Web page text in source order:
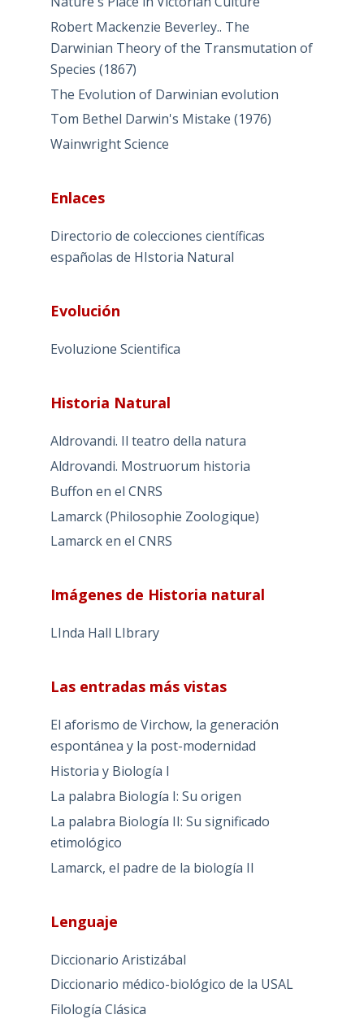
Robert Mackenzie Beverley.. The
Darwinian Theory of the Transmutation of
Species (1867)
The Evolution of Darwinian evolution
Tom Bethel Darwin's Mistake (1976)
Wainwright Science
Enlaces
Directorio de colecciones científicas
españolas de HIstoria Natural
Evolución
Evoluzione Scientifica
Historia Natural
Aldrovandi. Il teatro della natura
Aldrovandi. Mostruorum historia
Buffon en el CNRS
Lamarck (Philosophie Zoologique)
Lamarck en el CNRS
Imágenes de Historia natural
LInda Hall LIbrary
Las entradas más vistas
El aforismo de Virchow, la generación
espontánea y la post-modernidad
Historia y Biología I
La palabra Biología I: Su origen
La palabra Biología II: Su significado
etimológico
Lamarck, el padre de la biología II
Lenguaje
Diccionario Aristizábal
Diccionario médico-biológico de la USAL
Filología Clásica